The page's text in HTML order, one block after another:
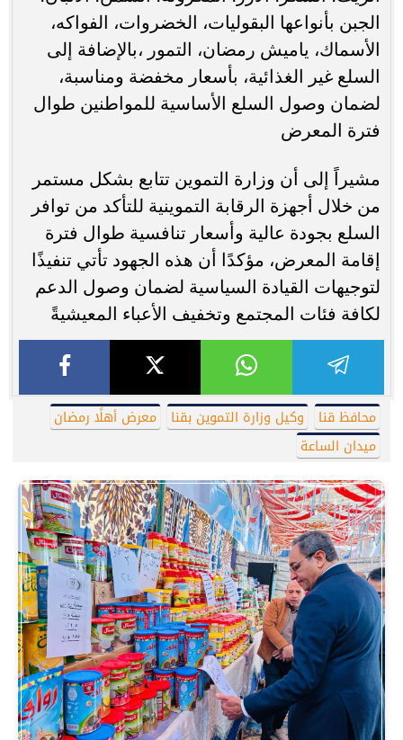
الجبن بأنواعها البقوليات، الخضروات، الفواكه،
الأسماك، ياميش رمضان، التمور ،بالإضافة إلى
السلع غير الغذائية، بأسعار مخفضة ومناسبة،
لضمان وصول السلع الأساسية للمواطنين طوال
فترة المعرض
مشيراً إلى أن وزارة التموين تتابع بشكل مستمر
من خلال أجهزة الرقابة التموينية للتأكد من توافر
السلع بجودة عالية وأسعار تنافسية طوال فترة
إقامة المعرض، مؤكدًا أن هذه الجهود تأتي تنفيذًا
لتوجيهات القيادة السياسية لضمان وصول الدعم
لكافة فئات المجتمع وتخفيف الأعباء المعيشيةً
محافظ قنا وكيل وزارة التموين بقنا
معرض أهلًا رمضان
ميدان الساعة